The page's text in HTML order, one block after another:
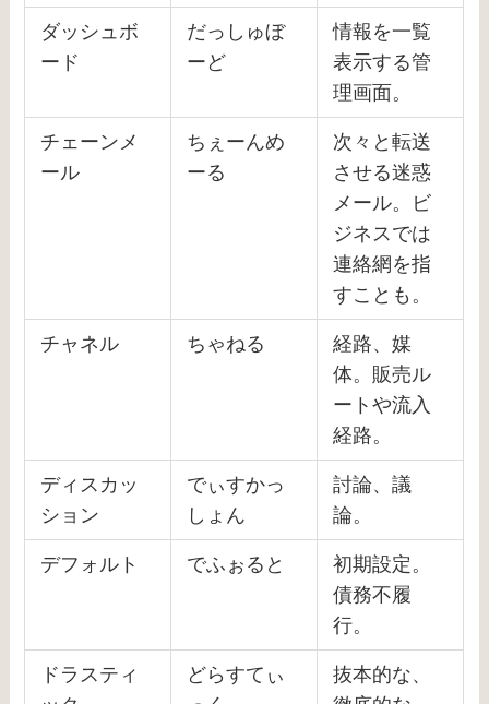
ダッシュボ
ード
だっしゅぼ
ーど
情報を一覧
表示する管
理画面。
チェーンメ
ール
ちぇーんめ
ーる
次々と転送
させる迷惑
メール。ビ
ジネスでは
連絡網を指
すことも。
チャネル ちゃねる
経路、媒
体。販売ル
ートや流入
経路。
ディスカッ
ション
でぃすかっ
しょん
討論、議
論。
デフォルト でふぉると
初期設定。
債務不履
行。
ドラスティ
どらすてぃ
抜本的な、